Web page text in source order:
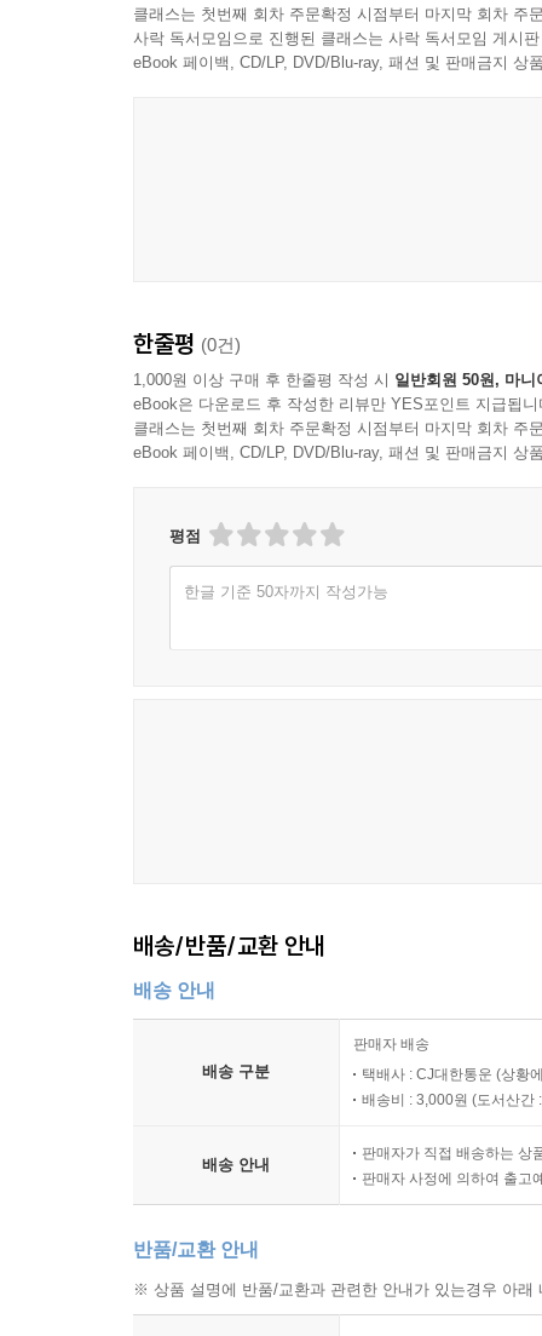
클래스는 첫번째 회차 주문확정 시점부터 마지막 회차 주
사락 독서모임으로 진행된 클래스는 사락 독서모임 게시
eBook 페이백, CD/LP, DVD/Blu-ray, 패션 및 판매금지 상
한줄평 (0건)
1,000원 이상 구매 후 한줄평 작성 시 일반회원 50원, 마니
eBook은 다운로드 후 작성한 리뷰만 YES포인트 지급됩니
클래스는 첫번째 회차 주문확정 시점부터 마지막 회차 주
eBook 페이백, CD/LP, DVD/Blu-ray, 패션 및 판매금지 상
평점
한글 기준 50자까지 작성가능
배송/반품/교환 안내
배송 안내
배송 구분
판매자 배송
택배사 : CJ대한통운 (상황
배송비 : 3,000원 (도서산간
배송 안내
판매자가 직접 배송하는 상
판매자 사정에 의하여 출고
반품/교환 안내
※ 상품 설명에 반품/교환과 관련한 안내가 있는경우 아